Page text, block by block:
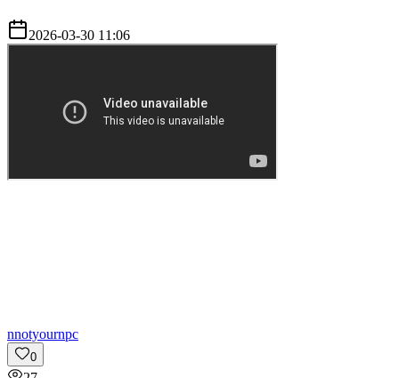
2026-03-30 11:06
nnotyournpc
0